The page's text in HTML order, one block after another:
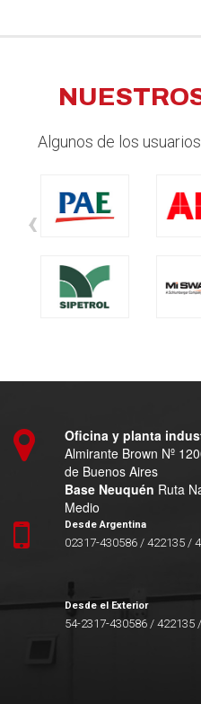
Algunos de los
‹
Oficina y planta
Almirante Brown Nº
de Buenos Aires
Base Neuquén Ruta
Medio
Desde Argentina
02317-430586 / 422135 /
Desde el Exterior
54-2317-430586 / 422135